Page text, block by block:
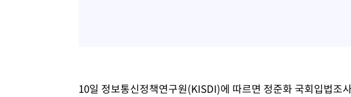
10일 정보통신정책연구원(KISDI)에 따르면 정준화 국회입법조